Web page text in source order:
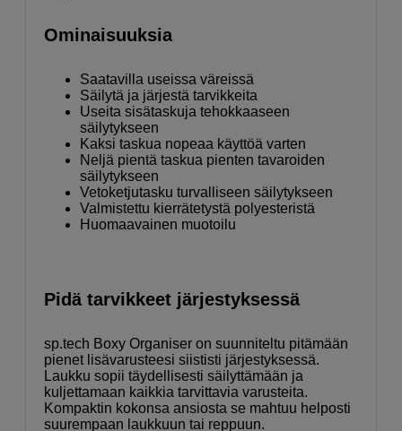
Ominaisuuksia
Saatavilla useissa väreissä
Säilytä ja järjestä tarvikkeita
Useita sisätaskuja tehokkaaseen
säilytykseen
Kaksi taskua nopeaa käyttöä varten
Neljä pientä taskua pienten tavaroiden
säilytykseen
Vetoketjutasku turvalliseen säilytykseen
Valmistettu kierrätetystä polyesteristä
Huomaavainen muotoilu
Pidä tarvikkeet järjestyksessä
sp.tech Boxy Organiser on suunniteltu pitämään
pienet lisävarusteesi siististi järjestyksessä.
Laukku sopii täydellisesti säilyttämään ja
kuljettamaan kaikkia tarvittavia varusteita.
Kompaktin kokonsa ansiosta se mahtuu helposti
suurempaan laukkuun tai reppuun.